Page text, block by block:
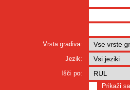
Vrsta gradiva:
Jezik:
Išči po:
Prikaži